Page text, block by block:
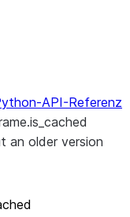
API-Referenz
an older version